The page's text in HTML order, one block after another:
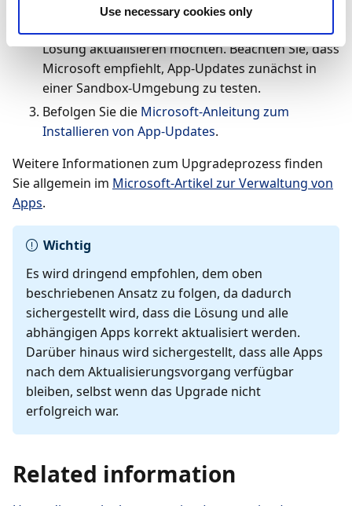
Use necessary cookies only
Wählen Sie im Administrationscenter unter
Umgebungendie Umgebung aus, in der Sie die
Lösung aktualisieren möchten. Beachten Sie, dass
Microsoft empfiehlt, App-Updates zunächst in
einer Sandbox-Umgebung zu testen.
Befolgen Sie die Microsoft-Anleitung zum
Installieren von App-Updates.
Weitere Informationen zum Upgradeprozess finden
Sie allgemein im Microsoft-Artikel zur Verwaltung von
Apps.
Wichtig
Es wird dringend empfohlen, dem oben
beschriebenen Ansatz zu folgen, da dadurch
sichergestellt wird, dass die Lösung und alle
abhängigen Apps korrekt aktualisiert werden.
Darüber hinaus wird sichergestellt, dass alle Apps
nach dem Aktualisierungsvorgang verfügbar
bleiben, selbst wenn das Upgrade nicht
erfolgreich war.
Related information